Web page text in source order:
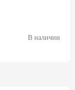
В наличии